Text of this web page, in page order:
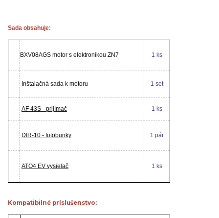
Sada obsahuje:
BXV08AGS motor s elektronikou ZN7 1 ks
Inštalačná sada k motoru 1 set
AF 43S - prijímač 1 ks
DIR-10 - fotobunky 1 pár
ATO4 EV vysielač 1 ks
Kompatibilné príslušenstvo: